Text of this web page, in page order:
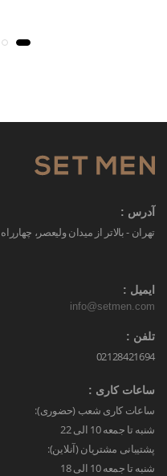
آدرس :
تهران - بالاتر از میدان ولیعصر،
ایمیل :
info@setmen.com
تلفن :
02128421694
ساعات کاری :
ساعات کاری شعب (حضوری):
شنبه تا جمعه 10 الی 22
پشتیبانی مشتریان (آنلاین):
شنبه تا جمعه 10 الی 18